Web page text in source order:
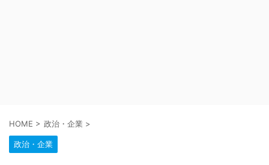
HOME > 政治・企業 >
政治・企業